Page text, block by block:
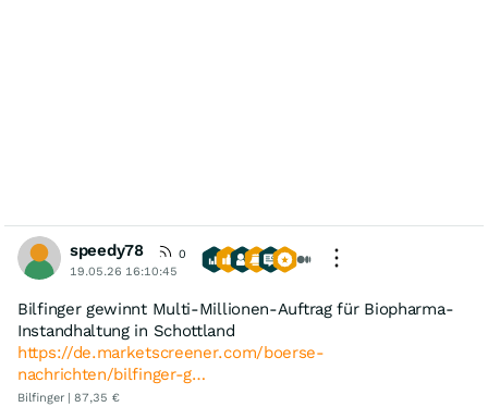
speedy78
0
19.05.26 16:10:45
Bilfinger gewinnt Multi-Millionen-Auftrag für Biopharma-
Instandhaltung in Schottland
https://de.marketscreener.com/boerse-
nachrichten/bilfinger-g…
Bilfinger | 87,35 €